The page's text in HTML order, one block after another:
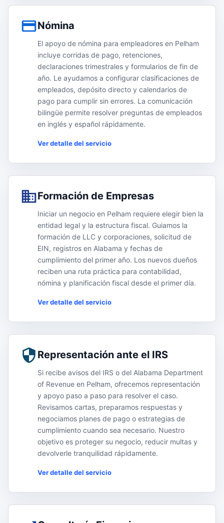
Nómina
El apoyo de nómina para empleadores en Pelham
incluye corridas de pago, retenciones,
declaraciones trimestrales y formularios de fin de
año. Le ayudamos a configurar clasificaciones de
empleados, depósito directo y calendarios de
pago para cumplir sin errores. La comunicación
bilingüe permite resolver preguntas de empleados
en inglés y español rápidamente.
Ver detalle del servicio
Formación de Empresas
Iniciar un negocio en Pelham requiere elegir bien la
entidad legal y la estructura fiscal. Guiamos la
formación de LLC y corporaciones, solicitud de
EIN, registros en Alabama y fechas de
cumplimiento del primer año. Los nuevos dueños
reciben una ruta práctica para contabilidad,
nómina y planificación fiscal desde el primer día.
Ver detalle del servicio
Representación ante el IRS
Si recibe avisos del IRS o del Alabama Department
of Revenue en Pelham, ofrecemos representación
y apoyo paso a paso para resolver el caso.
Revisamos cartas, preparamos respuestas y
negociamos planes de pago o estrategias de
cumplimiento cuando sea necesario. Nuestro
objetivo es proteger su negocio, reducir multas y
devolverle tranquilidad rápidamente.
Ver detalle del servicio